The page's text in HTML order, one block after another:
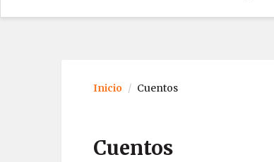
Inicio Cuentos
Cuentos